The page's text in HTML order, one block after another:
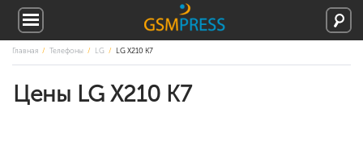
Главная Телефоны LG LG X210 K7
Цены LG X210 K7